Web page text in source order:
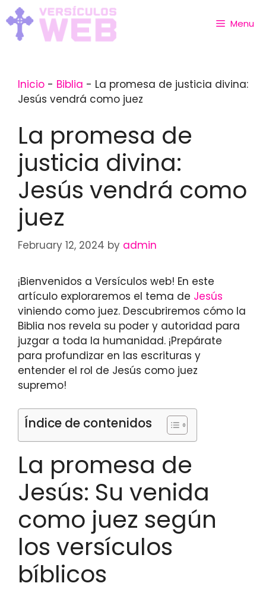
Skip
to
content
Menu
Inicio - Biblia - La promesa de justicia divina:
Jesús vendrá como juez
La promesa de
justicia divina:
Jesús vendrá como
juez
February 12, 2024 by admin
¡Bienvenidos a Versículos web! En este
artículo exploraremos el tema de Jesús
viniendo como juez. Descubriremos cómo la
Biblia nos revela su poder y autoridad para
juzgar a toda la humanidad. ¡Prepárate
para profundizar en las escrituras y
entender el rol de Jesús como juez
supremo!
Índice de contenidos
La promesa de
Jesús: Su venida
como juez según
los versículos
bíblicos